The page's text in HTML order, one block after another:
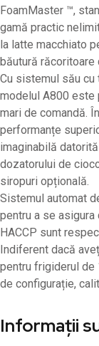
FoamMaster ™,
gamă practic
la latte macchiato
băutură răcoritoare
Cu sistemul său cu
modelul A800
mari de comandă.
performanțe
imaginabilă
dozatorului de
siropuri opțională.
Sistemul automat
pentru a se
HACCP sunt
Indiferent dacă
pentru frigiderul de
de configurație,
Informații